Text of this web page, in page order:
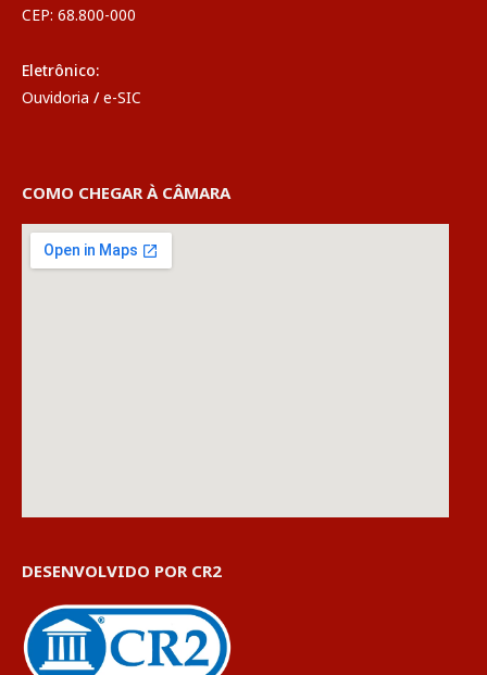
CEP: 68.800-000
Eletrônico:
Ouvidoria / e-SIC
COMO CHEGAR À CÂMARA
DESENVOLVIDO POR CR2